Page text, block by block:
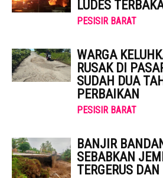
LUDES
PESISIR BARAT
WARGA
RUSAK DI
SUDAH DUA
PERBAIKAN
PESISIR BARAT
BANJIR
SEBABKAN
TERGERUS